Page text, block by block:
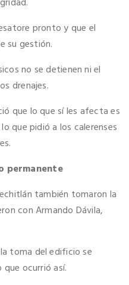
pronto y que el
su gestión.
no se detienen ni el
drenajes.
que lo que sí les afecta es
que pidió a los calerenses
permanente
también tomaron la
con Armando Dávila,
toma del edificio se
ocurrió así.